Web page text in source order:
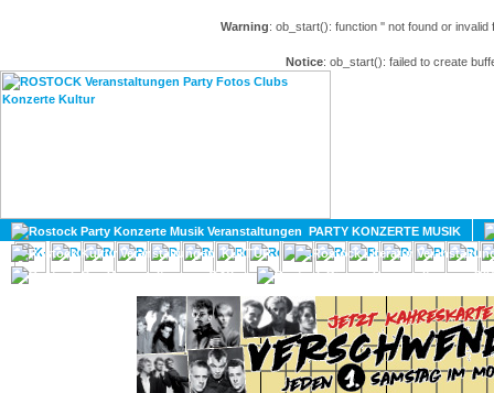
Warning: ob_start(): function '' not found or
Notice: ob_start(): failed to create
PARTY KONZERTE MUSIK
KULTUR
GAY